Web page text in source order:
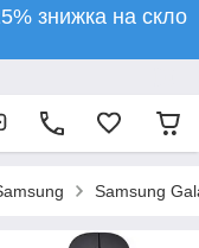
знижка на скло
Samsung